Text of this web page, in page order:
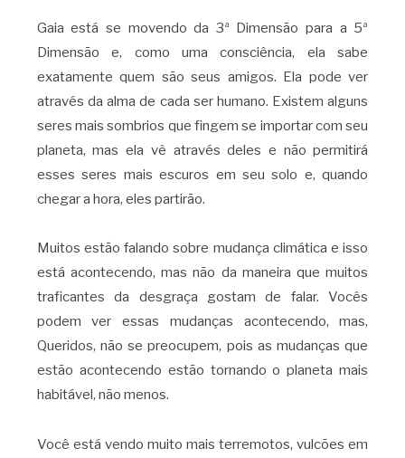
Gaia está se movendo da 3ª Dimensão para a 5ª
Dimensão e, como uma consciência, ela sabe
exatamente quem são seus amigos. Ela pode ver
através da alma de cada ser humano. Existem alguns
seres mais sombrios que fingem se importar com seu
planeta, mas ela vê através deles e não permitirá
esses seres mais escuros em seu solo e, quando
chegar a hora, eles partirão.
Muitos estão falando sobre mudança climática e isso
está acontecendo, mas não da maneira que muitos
traficantes da desgraça gostam de falar. Vocês
podem ver essas mudanças acontecendo, mas,
Queridos, não se preocupem, pois as mudanças que
estão acontecendo estão tornando o planeta mais
habitável, não menos.
Você está vendo muito mais terremotos, vulcões em